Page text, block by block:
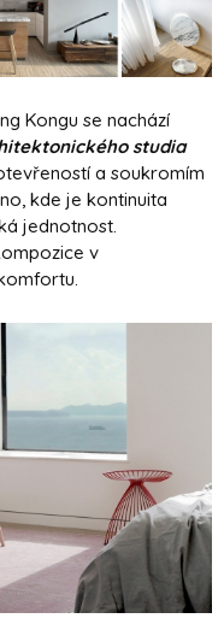
Kongu se nachází
studia
a soukromím
kde je kontinuita
jednotnost.
v